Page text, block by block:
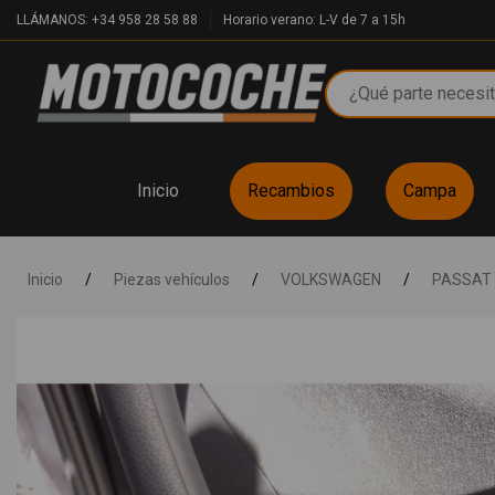
LLÁMANOS: +34 958 28 58 88 Horario verano: L-V de 7 a 15h
Inicio Recambios Campa
Inicio / Piezas vehículos / VOLKSWAGEN /